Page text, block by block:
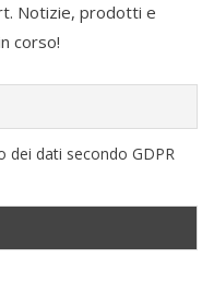
Notizie, prodotti e
corso!
dati secondo GDPR